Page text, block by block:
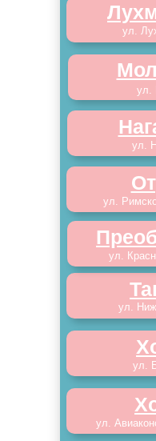
ул.
ул.
ул.
ул.
ул.
ул.
ул.
ул.